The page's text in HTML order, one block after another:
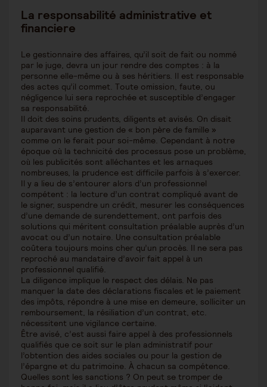
La responsabilité administrative et
financiere
Le gestionnaire des affaires, qu’il soit de fait ou nommé
par le juge, devra un jour rendre des comptes : à la
personne elle-même ou à ses héritiers. Il est responsable
des actes qu’il commet. Toute omission, faute, ou
négligence lui sera reprochée et susceptible d’engager
sa responsabilité.
Il doit des soins prudents, diligents et avisés. On disait
auparavant une gestion de « bon père de famille »
comme on le ferait pour soi-même. Cependant à notre
époque où la technicité des processus pose un problème,
où les publicités sont alléchantes et les arnaques
nombreuses, la prudence est difficile parfois à s’exercer.
Il y a lieu de s’entourer alors d’un professionnel
compétent : la lecture d’un contrat compliqué avant de
le signer, suspendre un crédit, mesurer les conséquences
d’une demande de surendettement, ont parfois des
solutions qui méritent consultation préalable auprès d’un
avocat ou d’un notaire. Une consultation préalable
coûtera toujours moins cher qu’un procès. Il ne sera pas
reproché au mandataire d’avoir fait appel à un
professionnel qualifié.
La diligence implique le respect des délais. Ne pas
manquer la date des déclarations fiscales et le paiement
des impôts, répondre à une mise en demeure, solliciter un
remboursement, la résiliation d’un contrat, etc.
nécessitent une vigilance certaine.
Être avisé, c’est aussi faire appel à des professionnels
qualifiés que ce soit sur le plan administratif pour
l’obtention des aides sociales ou pour la gestion de
l’épargne et du patrimoine. À chacun sa compétence.
Quelles sont les sanctions ? On peut se tromper de